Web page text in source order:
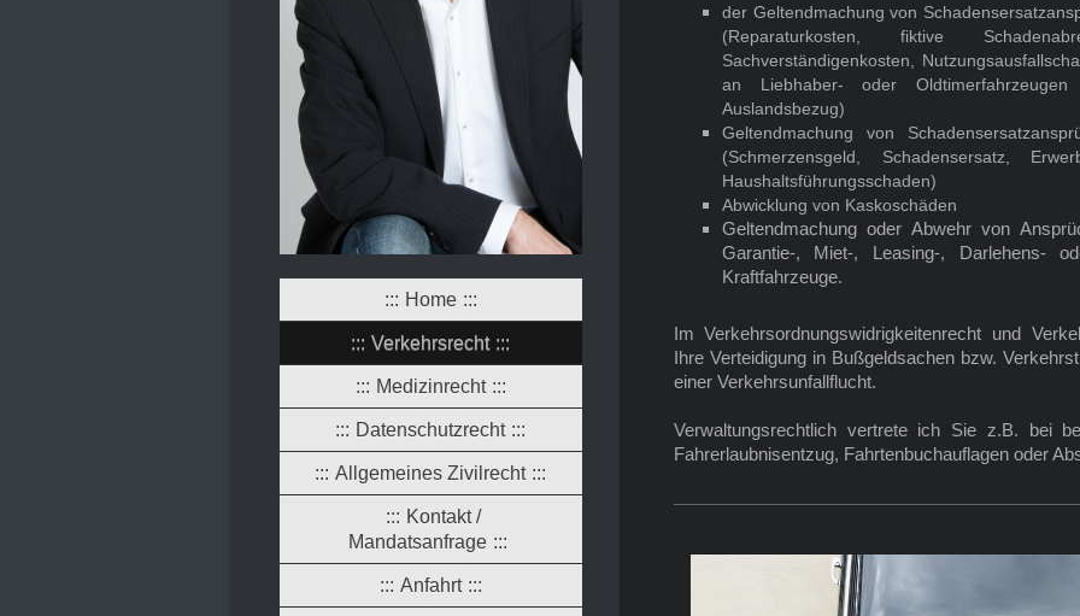
Home
Verkehrsrecht
Medizinrecht
Datenschutzrecht
Allgemeines Zivilrecht
Kontakt /
Mandatsanfrage
Anfahrt
der Geltendmachung von
(Reparaturkosten, fiktive
Sachverständigenkosten,
an Liebhaber- oder
Auslandsbezug)
Geltendmachung von
(Schmerzensgeld, Schadensersatz,
Haushaltsführungsschaden)
Abwicklung von Kaskoschäden
Geltendmachung oder Abwehr von
Garantie-, Miet-, Leasing-, Darlehens-
Kraftfahrzeuge.
Im Verkehrsordnungswidrigkeitenrecht und
Ihre Verteidigung in Bußgeldsachen bzw.
einer Verkehrsunfallflucht.
Verwaltungsrechtlich vertrete ich Sie z.B. bei
Fahrerlaubnisentzug, Fahrtenbuchauflagen oder